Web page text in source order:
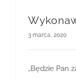
3 marca, 2020
„Będzie Pan